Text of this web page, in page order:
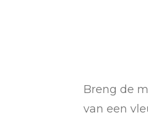
Breng de
van een